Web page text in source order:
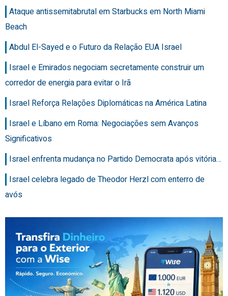
Ataque antissemitabrutal em Starbucks em North Miami
Beach
Abdul El-Sayed e o Futuro da Relação EUA Israel
Israel e Emirados negociam secretamente construir um
corredor de energia para evitar o Irã
Israel Reforça Relações Diplomáticas na América Latina
Israel e Líbano em Roma: Negociações sem Avanços
Significativos
Israel enfrenta mudança no Partido Democrata após vitória…
Israel celebra legado de Theodor Herzl com enterro de
avós